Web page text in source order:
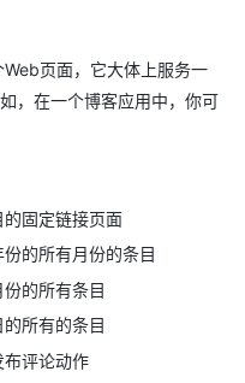
页面，它大体上服务一
，在一个博客应用中，你可
固定链接页面
的所有月份的条目
的所有条目
所有的条目
评论动作